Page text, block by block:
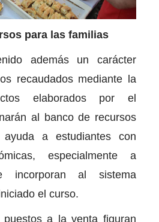
para las familias
además un carácter
recaudados mediante la
elaborados por el
al banco de recursos
a estudiantes con
especialmente a
incorporan al sistema
el curso.
a la venta figuran